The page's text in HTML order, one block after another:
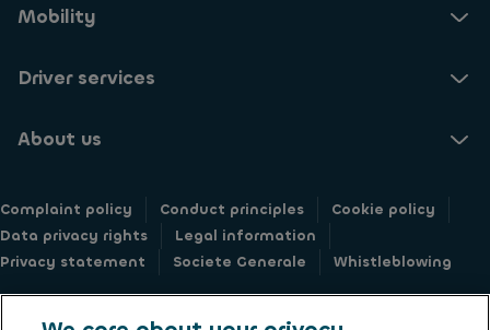
Mobility
Driver services
About us
Complaint policy Conduct principles
Cookie policy
Data privacy rights
Legal information
Privacy statement
Societe Generale Whistleblowing